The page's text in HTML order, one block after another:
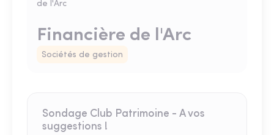
Financière de l'Arc
Sociétés de gestion
Sondage Club Patrimoine - A vos
suggestions !